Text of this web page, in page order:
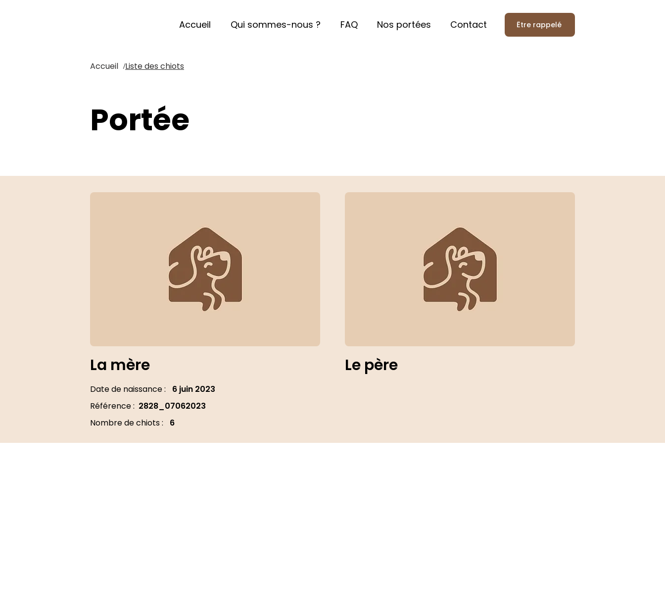
Accueil Qui sommes-nous ? FAQ Nos portées Contact Être rappelé
Accueil /Liste des chiots
Portée
La mère
Date de naissance :
6 juin 2023
Référence : 2828_07062023
Nombre de chiots :
6
Le père